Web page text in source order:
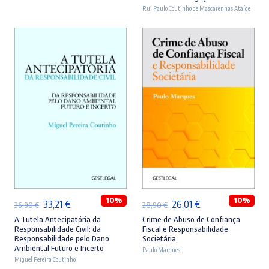
Rui Paulo Coutinho de Mascarenhas Ataíde
36,90€ O
preço
original
era:
33,21 €O
preço
atual
é:
10%
A Tutela Antecipatória da
Responsabilidade Civil: da
Responsabilidade pelo Dano
Ambiental Futuro e Incerto
Miguel Pereira Coutinho
ADICIONAR
28,90€ O
preço
original
era:
26,01 €O
preço
atual
10%
Crime de Abuso de Confiança
Fiscal e Responsabilidade
Societária
Paulo Marques